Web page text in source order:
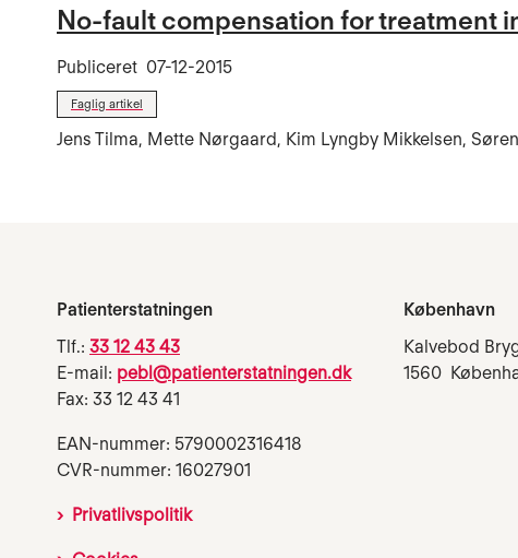
No-fault compensation for treatment
Publiceret 07-12-2015
Faglig artikel
Jens Tilma, Mette Nørgaard, Kim Lyngby Mikkelsen,
Patienterstatningen
Tlf.: 33 12 43 43
E-mail: pebl@patienterstatningen.dk
Fax: 33 12 43 41
EAN-nummer: 5790002316418
CVR-nummer: 16027901
Privatlivspolitik
København
Kalvebod
1560